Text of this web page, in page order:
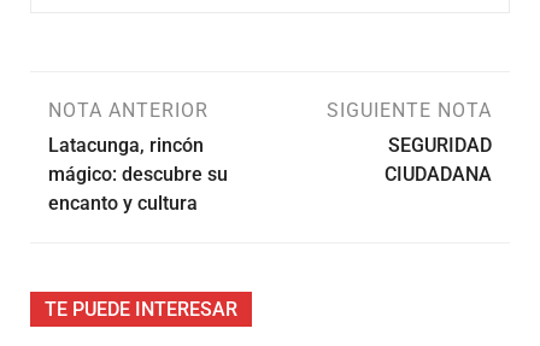
NOTA ANTERIOR
Latacunga, rincón
mágico: descubre su
encanto y cultura
SIGUIENTE NOTA
SEGURIDAD
CIUDADANA
TE PUEDE INTERESAR